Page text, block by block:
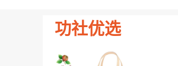
功社优选